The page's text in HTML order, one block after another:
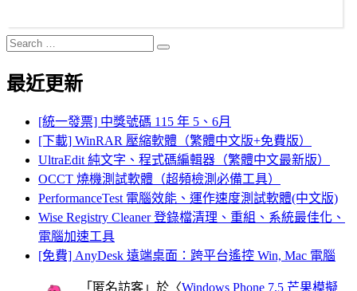
Search
for:
Search
最近更新
[統一發票] 中獎號碼 115 年 5、6月
[下載] WinRAR 壓縮軟體（繁體中文版+免費版）
UltraEdit 純文字、程式碼編輯器（繁體中文最新版）
OCCT 燒機測試軟體（超頻檢測必備工具）
PerformanceTest 電腦效能、運作速度測試軟體(中文版)
Wise Registry Cleaner 登錄檔清理、重組、系統最佳化、
電腦加速工具
[免費] AnyDesk 遠端桌面：跨平台遙控 Win, Mac 電腦
「 匿名訪客 」於〈Windows Phone 7.5 芒果模擬